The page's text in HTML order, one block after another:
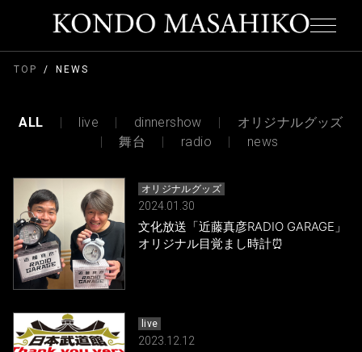
TOP NEWS
ALL live dinnershow
オリジナルグッズ
舞台
radio news
オリジナルグッズ
2024.01.30
文化放送「近藤真彦RADIO GARAGE」
オリジナル目覚まし時計⏰
live
2023.12.12